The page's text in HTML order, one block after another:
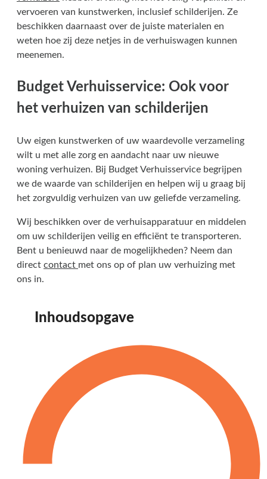
vervoeren van kunstwerken, inclusief schilderijen. Ze
beschikken daarnaast over de juiste materialen en
weten hoe zij deze netjes in de verhuiswagen kunnen
meenemen.
Budget Verhuisservice: Ook voor
het verhuizen van schilderijen
Uw eigen kunstwerken of uw waardevolle verzameling
wilt u met alle zorg en aandacht naar uw nieuwe
woning verhuizen. Bij Budget Verhuisservice begrijpen
we de waarde van schilderijen en helpen wij u graag bij
het zorgvuldig verhuizen van uw geliefde verzameling.
Wij beschikken over de verhuisapparatuur en middelen
om uw schilderijen veilig en efficiënt te transporteren.
Bent u benieuwd naar de mogelijkheden? Neem dan
direct contact met ons op of plan uw verhuizing met
ons in.
Inhoudsopgave